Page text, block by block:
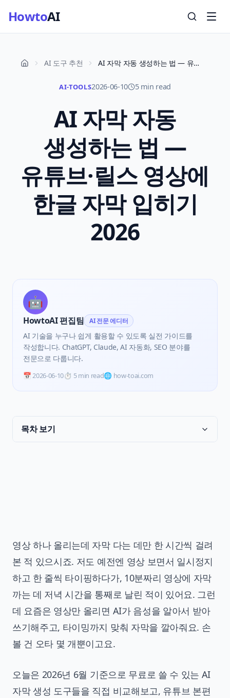
HowtoAI
AI 도구 추천 AI 자막 자동 생성하는 법 — 유튜브·릴스 영상에 한글 자막 입히기 2026
AI-TOOLS2026-06-10 5 min read
AI 자막 자동
생성하는 법 —
유튜브·릴스 영상에
한글 자막 입히기
2026
🤖
HowtoAI 편집팀 AI 전문 에디터
AI 기술을 누구나 쉽게 활용할 수 있도록 실전 가이드를
작성합니다. ChatGPT, Claude, AI 자동화, SEO 분야를
전문으로 다룹니다.
📅2026-06-10⏱️ 5 min read🌐 how-toai.com
목차 보기
영상 하나 올리는데 자막 다는 데만 한 시간씩 걸려
본 적 있으시죠. 저도 예전엔 영상 보면서 일시정지
하고 한 줄씩 타이핑하다가, 10분짜리 영상에 자막
까는 데 저녁 시간을 통째로 날린 적이 있어요. 그런
데 요즘은 영상만 올리면 AI가 음성을 알아서 받아
쓰기해주고, 타이밍까지 맞춰 자막을 깔아줘요. 손
볼 건 오타 몇 개뿐이고요.
오늘은 2026년 6월 기준으로 무료로 쓸 수 있는 AI
자막 생성 도구들을 직접 비교해보고, 유튜브 본편